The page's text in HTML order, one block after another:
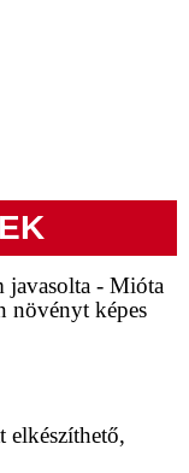
javasolta - Mióta
növényt képes
elkészíthető,